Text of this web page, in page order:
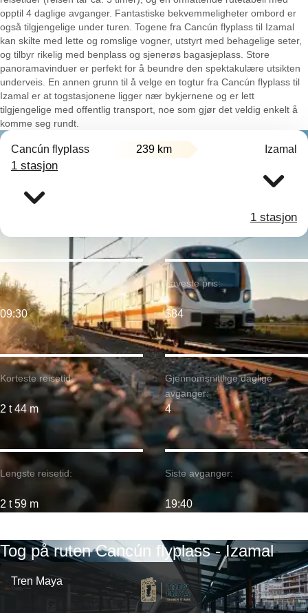
opptil 4 daglige avganger. Fantastiske bekvemmeligheter ombord er
også tilgjengelige under turen. Togene fra Cancún flyplass til Izamal
kan skilte med lette og romslige vogner, utstyrt med behagelige seter,
og tilbyr rikelig med benplass og sjenerøs bagasjeplass. Store
panoramavinduer er perfekt for å beundre den spektakulære utsikten
underveis. En annen grunn til å velge en togtur fra Cancún flyplass til
Izamal er at togstasjonene ligger nær bykjernene og er lett
tilgjengelige med offentlig transport, noe som gjør det veldig enkelt å
komme seg rundt.
Cancún flyplass 239 km Izamal
1 stasjon
1 stasjon
Korteste reisetid:
2 t 44 m
Tidligste avgang:
09:30
Lengste reisetid:
2 t 59 m
Laveste pris:
$84
Gjennomsnittlige daglige
avganger:
4
Siste avganger:
19:40
Tog på ruten Cancún flyplass - Izamal
Tren Maya